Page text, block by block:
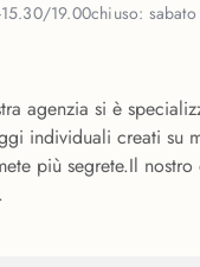
19.00chiuso:
agenzia si è
individuali creati su
più segrete.Il